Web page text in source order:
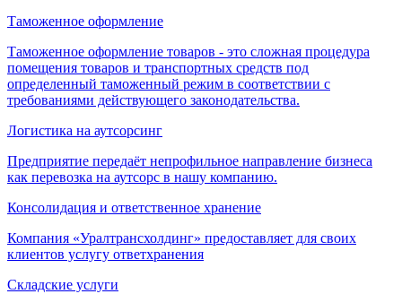
Таможенное оформление
Таможенное оформление товаров - это сложная процедура
помещения товаров и транспортных средств под
определенный таможенный режим в соответствии с
требованиями действующего законодательства.
Логистика на аутсорсинг
Предприятие передаёт непрофильное направление бизнеса
как перевозка на аутсорс в нашу компанию.
Консолидация и ответственное хранение
Компания «Уралтрансхолдинг» предоставляет для своих
клиентов услугу ответхранения
Складские услуги